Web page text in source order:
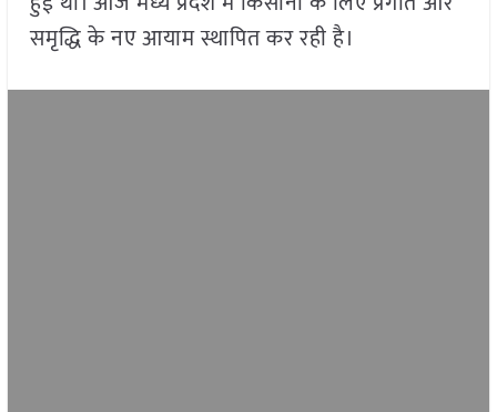
समृद्धि के नए आयाम स्थापित कर रही है।